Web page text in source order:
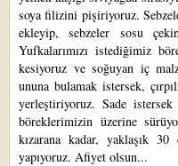
soya filizini pişiriyoruz.
ekleyip, sebzeler sosu
Yufkalarımızı istediğimiz
kesiyoruz ve soğuyan iç
ununa bulamak istersek,
yerleştiriyoruz. Sade istersek
böreklerimizin üzerine
kızarana kadar, yaklaşık
yapıyoruz. Afiyet olsun...